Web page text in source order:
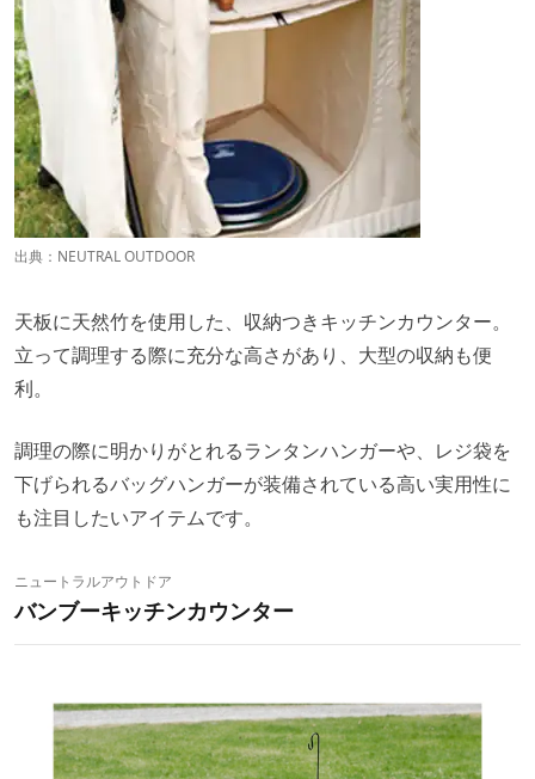
出典： NEUTRAL OUTDOOR
天板に天然竹を使用した、収納つきキッチンカウンター。
立って調理する際に充分な高さがあり、大型の収納も便
利。
調理の際に明かりがとれるランタンハンガーや、レジ袋を
下げられるバッグハンガーが装備されている高い実用性に
も注目したいアイテムです。
ニュートラルアウトドア
バンブーキッチンカウンター